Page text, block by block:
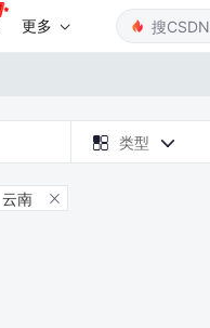
更多
 类型 
云南 